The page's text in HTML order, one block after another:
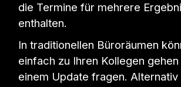
die Termine für mehrere
enthalten.
In traditionellen Büroräumen
einfach zu Ihren Kollegen gehen
einem Update fragen. Alternativ